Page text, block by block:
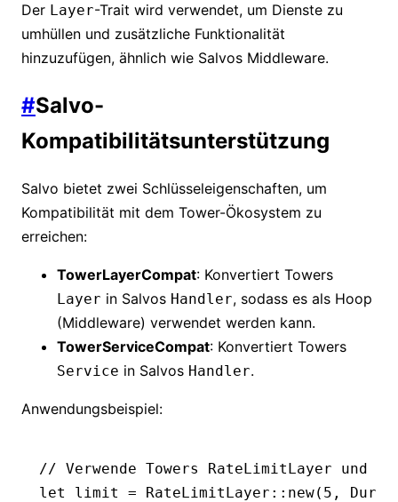
Der Layer-Trait wird verwendet, um Dienste zu
umhüllen und zusätzliche Funktionalität
hinzuzufügen, ähnlich wie Salvos Middleware.
#Salvo-
Kompatibilitätsunterstützung
Salvo bietet zwei Schlüsseleigenschaften, um
Kompatibilität mit dem Tower-Ökosystem zu
erreichen:
TowerLayerCompat: Konvertiert Towers
Layer in Salvos Handler, sodass es als Hoop
(Middleware) verwendet werden kann.
TowerServiceCompat: Konvertiert Towers
Service in Salvos Handler.
Anwendungsbeispiel:
// Verwende Towers RateLimitLayer und
let
limit = RateLimitLayer :: new( 5 ,